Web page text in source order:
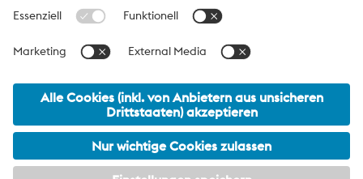
Produktsegmente und ist weltweit Marktführer für
Werkzeugstähle und Sonderwerkstoffe.
voestalpine Group Navigation
meta footer DE AT Navigation
© 2026 voestalpine High Performance Metals International
GmbH
office.hpm_international@voestalpine.com
Impressum